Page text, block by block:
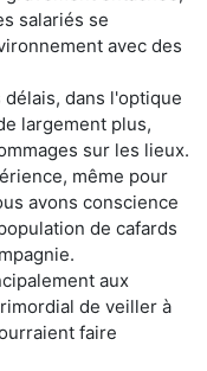
salariés se
avec des
dans l'optique
largement plus,
sur les lieux.
même pour
avons conscience
de cafards
aux
de veiller à
faire